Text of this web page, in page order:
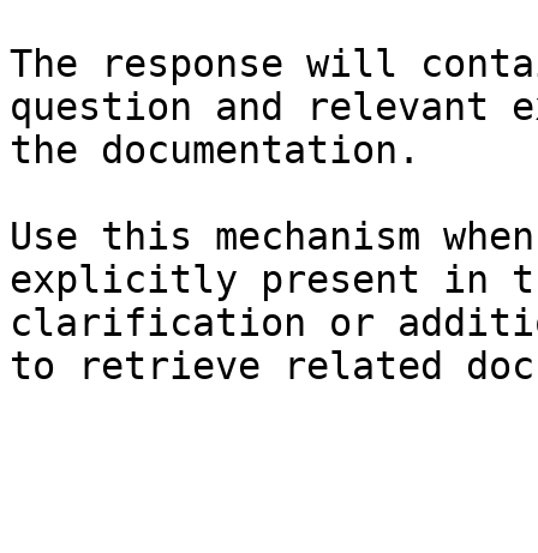
The response will
question and relevant
the documentation.
Use this mechanism
explicitly present in
clarification or